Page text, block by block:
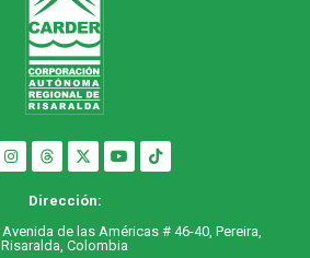
Dirección:
Avenida de las Américas # 46-40, Pereira,
Risaralda, Colombia